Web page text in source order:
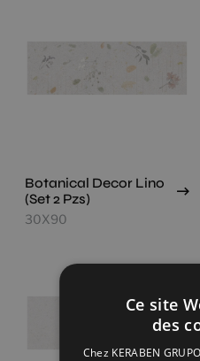
Botanical Decor Lino
(Set 2 Pzs)
30X90
Ce site
des
Chez KERABEN